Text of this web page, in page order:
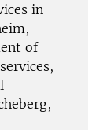
in
of